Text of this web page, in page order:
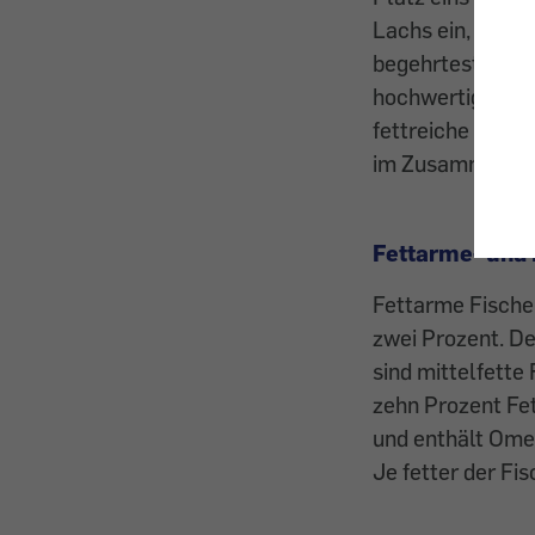
Lachs ein, dann
begehrtesten
hochwertiges
fettreiche
im
Fettarme- und
Fettarme
zwei Prozent.
sind mittelfette
zehn Prozent
und enthält
Je fetter der